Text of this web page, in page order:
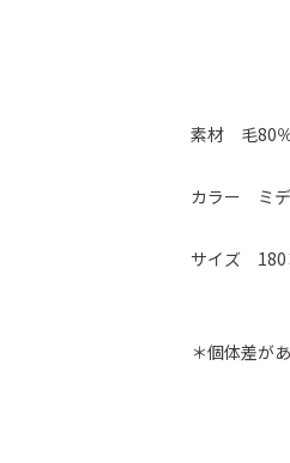
素材 毛80
カラー ミデ
サイズ
＊個体差が